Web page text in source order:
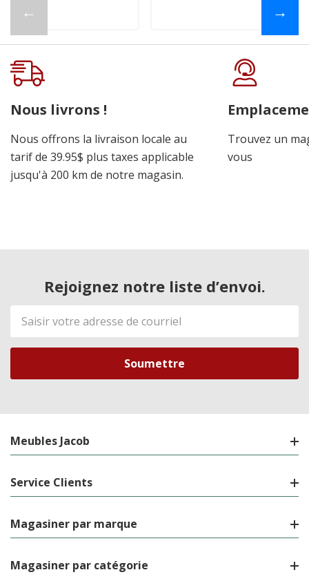
← →
Nous livrons !
Nous offrons la livraison locale au
tarif de 39.95$ plus taxes applicable
jusqu'à 200 km de notre magasin.
Trouvez un
vous
Rejoignez notre liste d’envoi.
Adresse
de
courriel
Meubles Jacob
Service Clients
Magasiner par marque
Magasiner par catégorie